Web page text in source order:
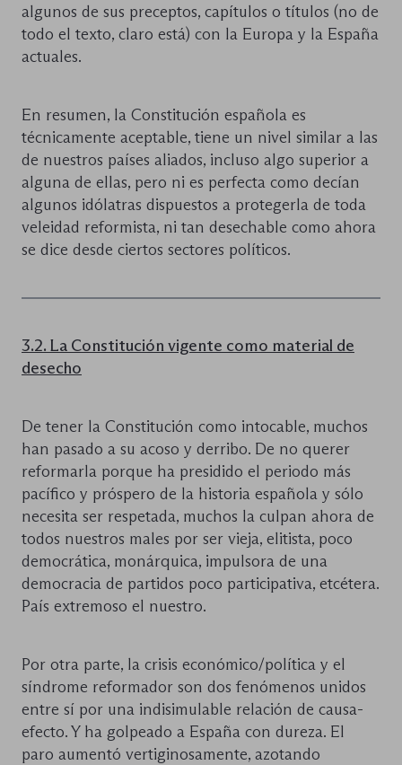
algunos de sus preceptos, capítulos o títulos (no de
todo el texto, claro está) con la Europa y la España
actuales.
En resumen, la Constitución española es
técnicamente aceptable, tiene un nivel similar a las
de nuestros países aliados, incluso algo superior a
alguna de ellas, pero ni es perfecta como decían
algunos idólatras dispuestos a protegerla de toda
veleidad reformista, ni tan desechable como ahora
se dice desde ciertos sectores políticos.
3.2. La Constitución vigente como material de
desecho
De tener la Constitución como intocable, muchos
han pasado a su acoso y derribo. De no querer
reformarla porque ha presidido el periodo más
pacífico y próspero de la historia española y sólo
necesita ser respetada, muchos la culpan ahora de
todos nuestros males por ser vieja, elitista, poco
democrática, monárquica, impulsora de una
democracia de partidos poco participativa, etcétera.
País extremoso el nuestro.
Por otra parte, la crisis económico/política y el
síndrome reformador son dos fenómenos unidos
entre sí por una indisimulable relación de causa-
efecto. Y ha golpeado a España con dureza. El
paro aumentó vertiginosamente, azotando